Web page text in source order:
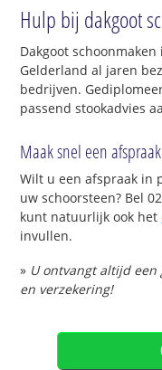
Hulp bij dakgoot
Dakgoot
Gelderland al jaren
bedrijven.
passend stookadvies
Maak snel een
Wilt u een afspraak in
uw schoorsteen? Bel
kunt natuurlijk ook het
invullen.
» U ontvangt altijd
en verzekering!